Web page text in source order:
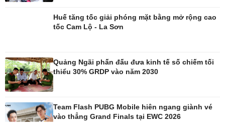
Phòng mạch online
Ăn sạch sống khỏe
Huế tăng tốc giải phóng mặt bằng mở rộng cao
tốc Cam Lộ - La Sơn
Quảng Ngãi phấn đấu đưa kinh tế số chiếm tối
thiểu 30% GRDP vào năm 2030
Team Flash PUBG Mobile hiên ngang giành vé
vào thẳng Grand Finals tại EWC 2026